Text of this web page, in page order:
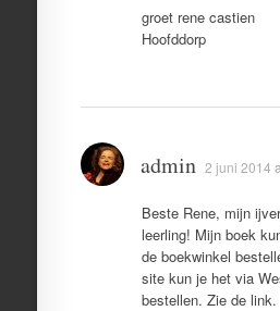
groet rene castien
Hoofddorp
admin 2 juni 2014
Beste Rene, mijn
leerling! Mijn boek
de boekwinkel
site kun je het via
bestellen. Zie de link.